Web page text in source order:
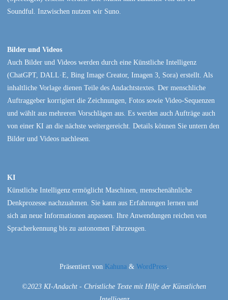
Soundful. Inzwischen nutzen wir Suno.
Bilder und Videos
Auch Bilder und Videos werden durch eine Künstliche Intelligenz
(ChatGPT, DALL·E, Bing Image Creator, Imagen 3, Sora) erstellt. Als
inhaltliche Vorlage dienen Teile des Andachtstextes. Der menschliche
Auftraggeber korrigiert die Zeichnungen, Fotos sowie Video-Sequenzen
und wählt aus mehreren Vorschlägen aus. Es werden auch Aufträge auch
von einer KI an die nächste weitergereicht. Details können Sie untern den
Bilder und Videos nachlesen.
KI
Künstliche Intelligenz ermöglicht Maschinen, menschenähnliche
Denkprozesse nachzuahmen. Sie kann aus Erfahrungen lernen und
sich an neue Informationen anpassen. Ihre Anwendungen reichen von
Spracherkennung bis zu autonomen Fahrzeugen.
Präsentiert von Kahuna & WordPress.
©2023 KI-Andacht - Christliche Texte mit Hilfe der Künstlichen